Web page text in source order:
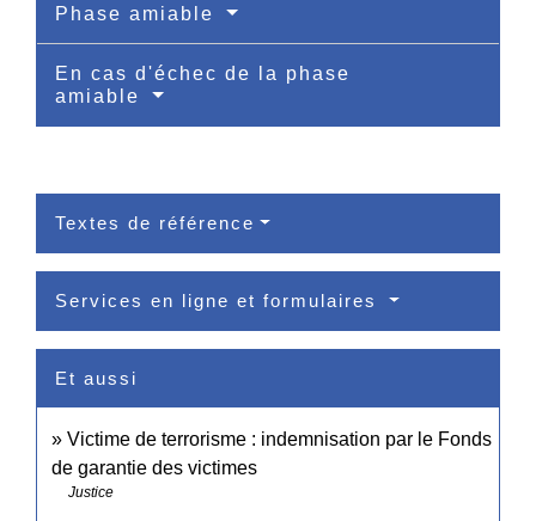
Phase amiable
En cas d'échec de la phase
amiable
Textes de référence
Services en ligne et formulaires
Et aussi
Victime de terrorisme : indemnisation par le Fonds
de garantie des victimes
Justice